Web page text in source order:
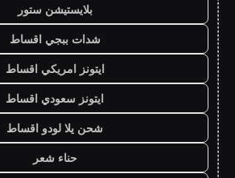
بلايستيشن ستور
شدات ببجي اقساط
ايتونز امريكي اقساط
ايتونز سعودي اقساط
شحن يلا لودو اقساط
حناء شعر